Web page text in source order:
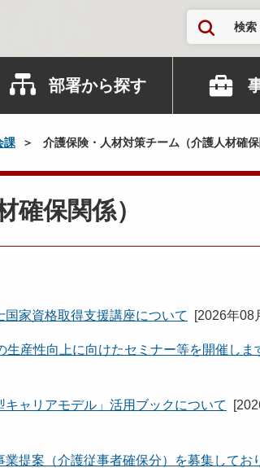
検索
部署から探す
課 介護保険・人材対策チーム（介護人材確保
確保関係）
国家資格取得支援講座について [2026年08
生産性向上に向けたセミナー等を開催しま
ャリアモデル」活用ブックについて [
提案（介護従事者確保分）を募集してお